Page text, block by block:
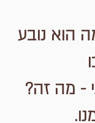
הוא נובע
- מה זה?